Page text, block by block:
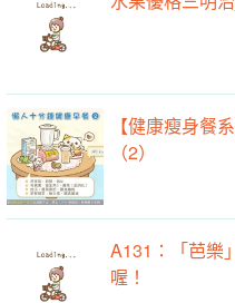
【健康瘦身餐
（2）
A131：「芭樂
喔！